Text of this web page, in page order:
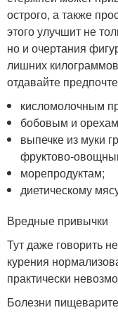
острого, а также
этого улучшит не
но и очертания
лишних
отдавайте
кисломолочным
бобовым и
выпечке из муки
фруктово-
морепродуктам;
диетическому
Вредные привычки
Тут даже говорить
курения
практически
Болезни